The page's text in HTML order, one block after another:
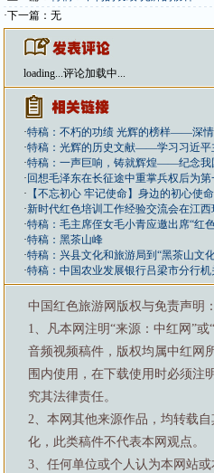
·下一篇：无
loading...评论加载中...
·特稿：不朽的功绩 光辉的榜样——深
·特稿：光辉的历史文献——学习习近平
·特稿：一声巨响，铸就辉煌——纪念我
· 回想毛泽东在长征途中重掌兵权后为
· 【不忘初心 牢记使命】身边的初心
·新时代红色培训工作经验交流会在江西
·特稿：毛主席侄女毛小青应邀出席“红
·特稿：黑茶山峰
·特稿：兴县文化和旅游局到“黑茶山文
·特稿：中国农业发展银行吕梁市分行
中国红色旅游网版权与免责声明：
1、凡本网注明“来源：中红网”
音频视频稿件，版权均属中红网
围内使用，在下载使用时必须注
究其法律责任。
2、本网其他来源作品，均转载
化，此类稿件不代表本网观点。
3、任何单位或个人认为本网站